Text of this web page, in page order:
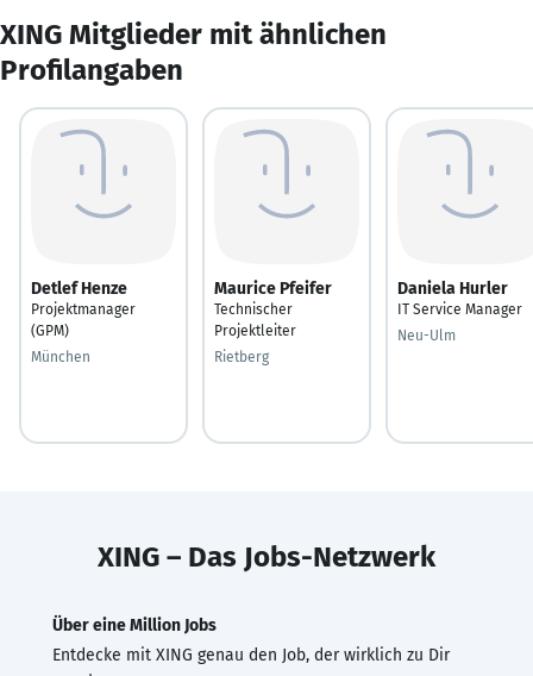
XING Mitglieder mit ähnlichen
Profilangaben
Detlef Henze
Projektmanager
(GPM)
München
Maurice Pfeifer
Technischer
Projektleiter
Rietberg
Daniela Hurler
IT Service Manager
Neu-Ulm
XING – Das Jobs-Netzwerk
Über eine Million Jobs
Entdecke mit XING genau den Job, der wirklich zu Dir